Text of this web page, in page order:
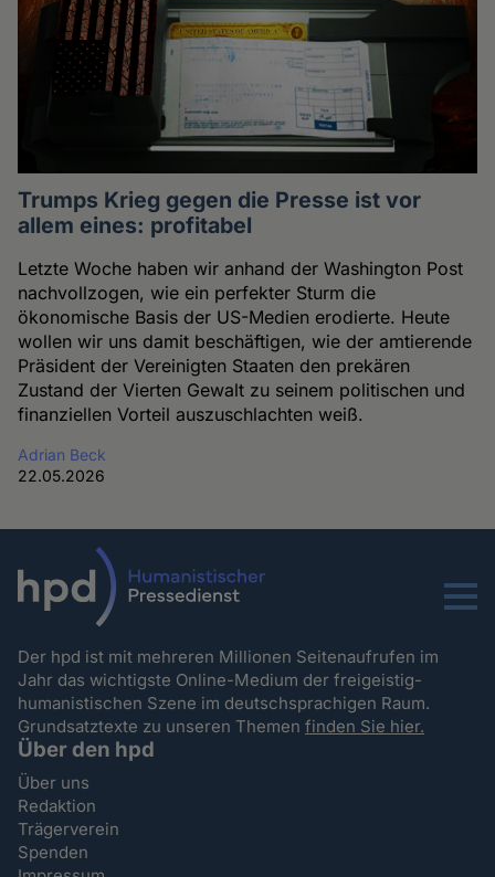
Trumps Krieg gegen die Presse ist vor
allem eines: profitabel
Letzte Woche haben wir anhand der Washington Post
nachvollzogen, wie ein perfekter Sturm die
ökonomische Basis der US-Medien erodierte. Heute
wollen wir uns damit beschäftigen, wie der amtierende
Präsident der Vereinigten Staaten den prekären
Zustand der Vierten Gewalt zu seinem politischen und
finanziellen Vorteil auszuschlachten weiß.
Adrian Beck
22.05.2026
Menu
Der hpd ist mit mehreren Millionen Seitenaufrufen im
Jahr das wichtigste Online-Medium der freigeistig-
humanistischen Szene im deutschsprachigen Raum.
Grundsatztexte zu unseren Themenfinden Sie hier.
Über den hpd
Über uns
Redaktion
Trägerverein
Spenden